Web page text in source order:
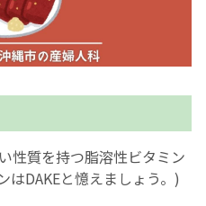
性質を持つ脂溶性ビタミン
はDAKEと憶えましょう。)
接種
ざまな講座・クラス